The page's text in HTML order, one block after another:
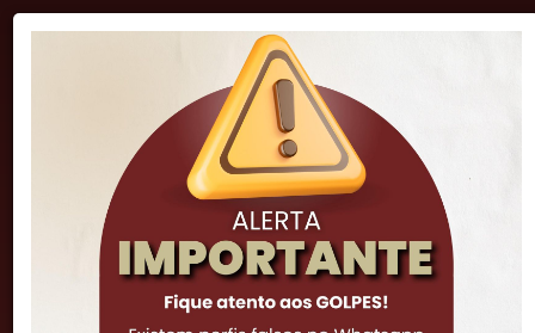
"A lei é inteligência, e sua função natural é impor o
procedimento correto e proibir a má ação."
(51) 3341-7972
(51) 3061-0252
(51) 99973-6308